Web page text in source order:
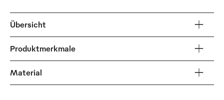
Übersicht
Produktmerkmale
Material